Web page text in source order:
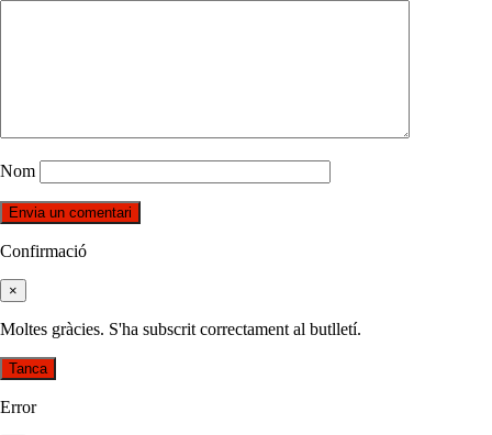
Nom
Confirmació
×
Moltes gràcies. S'ha subscrit correctament al butlletí.
Tanca
Error